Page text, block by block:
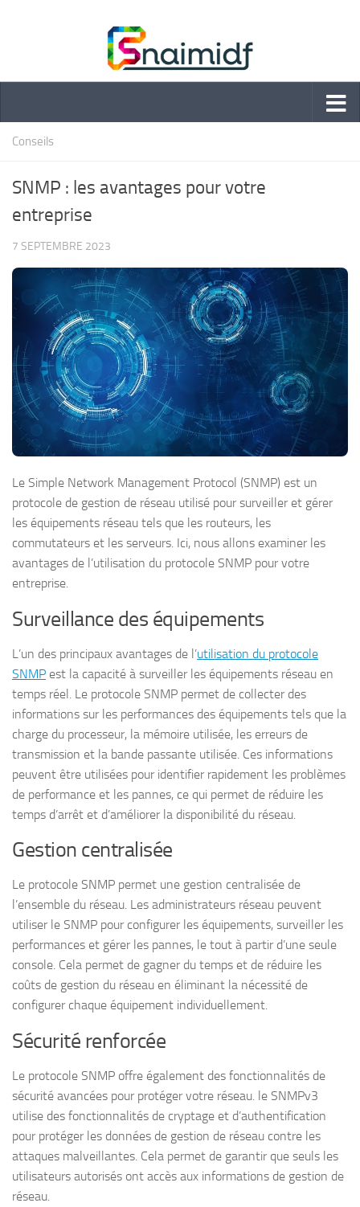
Conseils
SNMP : les avantages pour votre
entreprise
7 SEPTEMBRE 2023
Le Simple Network Management Protocol (SNMP) est un
protocole de gestion de réseau utilisé pour surveiller et gérer
les équipements réseau tels que les routeurs, les
commutateurs et les serveurs. Ici, nous allons examiner les
avantages de l’utilisation du protocole SNMP pour votre
entreprise.
Surveillance des équipements
L’un des principaux avantages de l’utilisation du protocole
SNMP est la capacité à surveiller les équipements réseau en
temps réel. Le protocole SNMP permet de collecter des
informations sur les performances des équipements tels que la
charge du processeur, la mémoire utilisée, les erreurs de
transmission et la bande passante utilisée. Ces informations
peuvent être utilisées pour identifier rapidement les problèmes
de performance et les pannes, ce qui permet de réduire les
temps d’arrêt et d’améliorer la disponibilité du réseau.
Gestion centralisée
Le protocole SNMP permet une gestion centralisée de
l’ensemble du réseau. Les administrateurs réseau peuvent
utiliser le SNMP pour configurer les équipements, surveiller les
performances et gérer les pannes, le tout à partir d’une seule
console. Cela permet de gagner du temps et de réduire les
coûts de gestion du réseau en éliminant la nécessité de
configurer chaque équipement individuellement.
Sécurité renforcée
Le protocole SNMP offre également des fonctionnalités de
sécurité avancées pour protéger votre réseau. le SNMPv3
utilise des fonctionnalités de cryptage et d’authentification
pour protéger les données de gestion de réseau contre les
attaques malveillantes. Cela permet de garantir que seuls les
utilisateurs autorisés ont accès aux informations de gestion de
réseau.